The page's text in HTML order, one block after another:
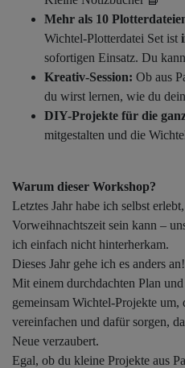
Mehr als 10
Wichtel-Plotterdatei Set ist
sofortigen Einsatz. Du
Kreativ-Session: Ob aus
du wirst lernen, wie du
DIY-Projekte für die
mitgestalten und die
Warum dieser Workshop?
Letztes Jahr habe ich selbst
Vorweihnachtszeit sein kann –
ich einfach nicht hinterherkam.
Dieses Jahr gehe ich es anders an!
Mit einem durchdachten Plan
gemeinsam Wichtel-Projekte um,
vereinfachen und dafür sorgen,
Neue verzaubert.
Egal, ob du kleine Projekte aus